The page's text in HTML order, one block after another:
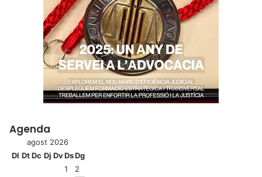
Agenda
agost 2026
Dl DtDc Dj DvDsDg
1
2